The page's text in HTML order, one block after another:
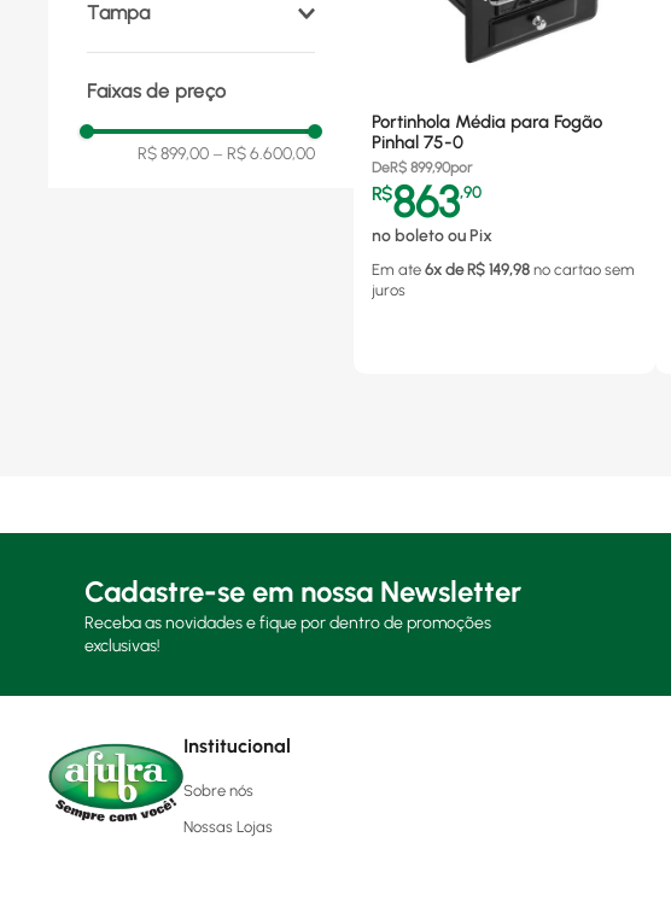
1 (1)
Tampa
Não (3)
Faixas de preço
R$ 899,00 – R$ 6.600,00
Portinhola Média para Fogão
Pinhal 75-0
DeR$ 899,90por
R$863,90
no boleto ou Pix
Em ate 6x de R$ 149,98 no cartao sem
juros
Cadastre-se em nossa Newsletter
Receba as novidades e fique por dentro de promoções
exclusivas!
Institucional
Sobre nós
Nossas Lojas